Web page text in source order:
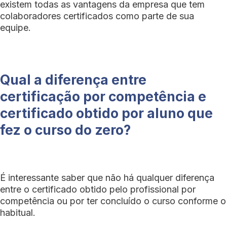
existem todas as vantagens da empresa que tem
colaboradores certificados como parte de sua
equipe.
Qual a diferença entre
certificação por competência e
certificado obtido por aluno que
fez o curso do zero?
É interessante saber que não há qualquer diferença
entre o certificado obtido pelo profissional por
competência ou por ter concluído o curso conforme o
habitual.